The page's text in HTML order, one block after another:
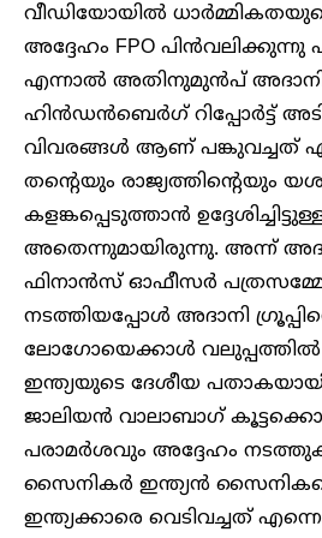
വീഡിയോയിൽ
അദ്ദേഹം FPO
എന്നാൽ അതിനുമുൻപ്
ഹിൻഡൻബെർഗ് റിപ്പോർട്ട്
വിവരങ്ങൾ ആണ് പങ്കുവച്ചത്
തന്റെയും രാജ്യത്തിന്റെയും
കളങ്കപ്പെടുത്താൻ
അതെന്നുമായിരുന്നു. അന്ന്
ഫിനാൻസ് ഓഫീസർ
നടത്തിയപ്പോൾ അദാനി
ലോഗോയെക്കാൾ വലുപ്പത്തിൽ
ഇന്ത്യയുടെ ദേശീയ
ജാലിയൻ വാലാബാഗ്
പരാമർശവും അദ്ദേഹം
സൈനികർ ഇന്ത്യൻ
ഇന്ത്യക്കാരെ വെടിവച്ചത്